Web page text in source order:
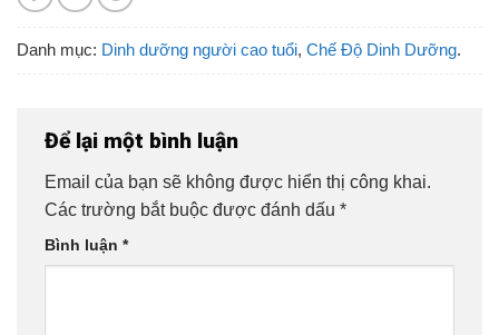
Danh mục: Dinh dưỡng người cao tuổi, Chế Độ Dinh Dưỡng.
Để lại một bình luận
Email của bạn sẽ không được hiển thị công khai.
Các trường bắt buộc được đánh dấu *
Bình luận *